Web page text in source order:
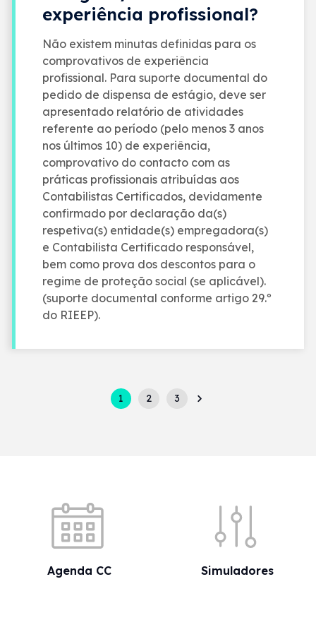
experiência profissional?
Não existem minutas definidas para os
comprovativos de experiência
profissional. Para suporte documental do
pedido de dispensa de estágio, deve ser
apresentado relatório de atividades
referente ao período (pelo menos 3 anos
nos últimos 10) de experiência,
comprovativo do contacto com as
práticas profissionais atribuídas aos
Contabilistas Certificados, devidamente
confirmado por declaração da(s)
respetiva(s) entidade(s) empregadora(s)
e Contabilista Certificado responsável,
bem como prova dos descontos para o
regime de proteção social (se aplicável).
(suporte documental conforme artigo 29.º
do RIEEP).
1 2 3
Agenda CC Simuladores